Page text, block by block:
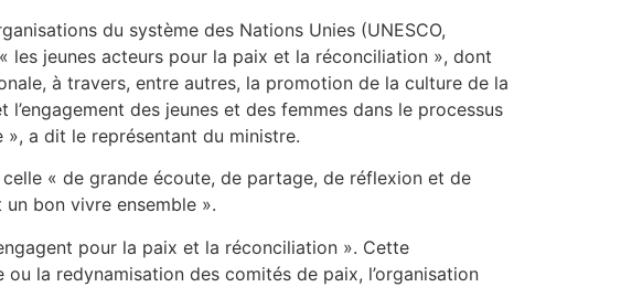
du système des Nations Unies (UNESCO,
les jeunes acteurs pour la paix et la réconciliation », dont
à travers, entre autres, la promotion de la culture de la
des jeunes et des femmes dans le processus
a dit le représentant du ministre.
« de grande écoute, de partage, de réflexion et de
bon vivre ensemble ».
pour la paix et la réconciliation ». Cette
la redynamisation des comités de paix, l’organisation